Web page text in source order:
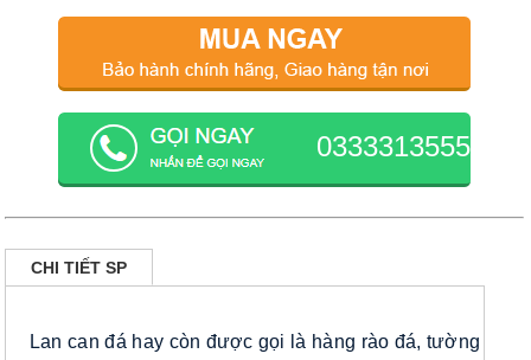
0333313555
CHI TIẾT SP
Lan can đá hay còn được gọi là hàng rào đá, tường